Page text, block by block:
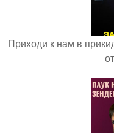
Приходи к нам в